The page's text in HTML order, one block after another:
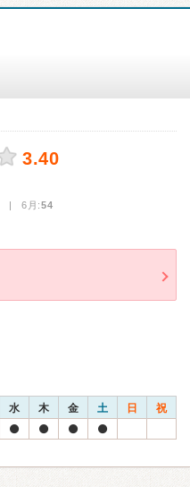
3.40
| 6月:54
水 木 金 土 日 祝